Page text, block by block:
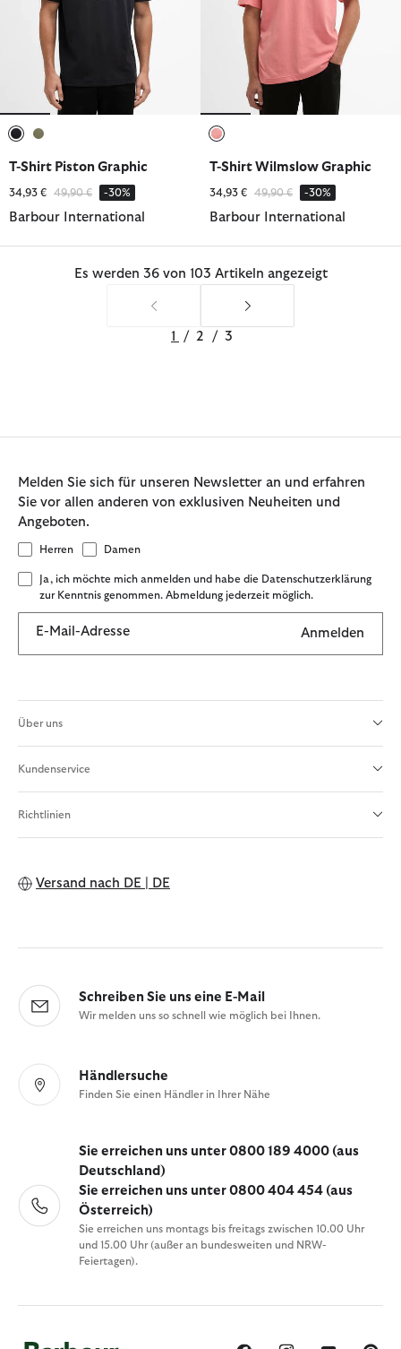
T-Shirt Piston Graphic
34,93 € Reduziert von
49,90 €bis-30%
Barbour International
T-Shirt Wilmslow Graphic
34,93 € Reduziert von
49,90 €bis-30%
Barbour International
Es werden 36 von 103 Artikeln angezeigt
1 / 2 / 3
Melden Sie sich für unseren Newsletter an und erfahren
Sie vor allen anderen von exklusiven Neuheiten und
Angeboten.
Herren Damen
Ja, ich möchte mich anmelden und habe die Datenschutzerklärung
zur Kenntnis genommen. Abmeldung jederzeit möglich.
E-Mail-Adresse Anmelden
Über uns
Kundenservice
Richtlinien
Versand nach DE | DE
Schreiben Sie uns eine E-Mail
Wir melden uns so schnell wie möglich bei Ihnen.
Händlersuche
Finden Sie einen Händler in Ihrer Nähe
Sie erreichen uns unter 0800 189 4000 (aus
Deutschland)
Sie erreichen uns unter 0800 404 454 (aus
Österreich)
Sie erreichen uns montags bis freitags zwischen 10.00 Uhr
und 15.00 Uhr (außer an bundesweiten und NRW-
Feiertagen).